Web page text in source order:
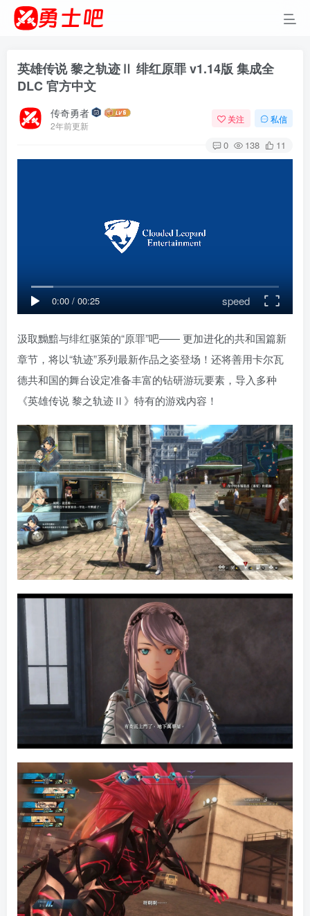
英雄传说 黎之轨迹Ⅱ 绯红原罪 v1.14版 集成全
DLC 官方中文
传奇勇者
2年前更新
关注 私信
0 138 11
0:00 / 00:25 speed
汲取黝黯与绯红驱策的“原罪”吧—— 更加进化的共和国篇新
章节，将以“轨迹”系列最新作品之姿登场！还将善用卡尔瓦
德共和国的舞台设定准备丰富的钻研游玩要素，导入多种
《英雄传说 黎之轨迹Ⅱ》特有的游戏内容！